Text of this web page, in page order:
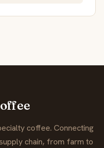
coffee. Connecting
chain, from farm to